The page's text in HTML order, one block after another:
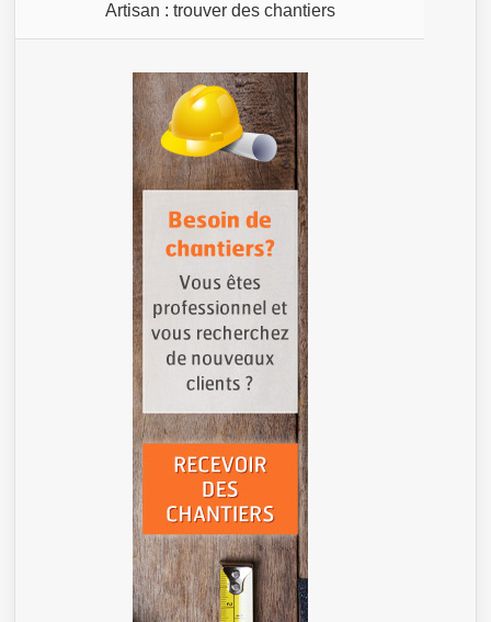
Artisan : trouver des chantiers